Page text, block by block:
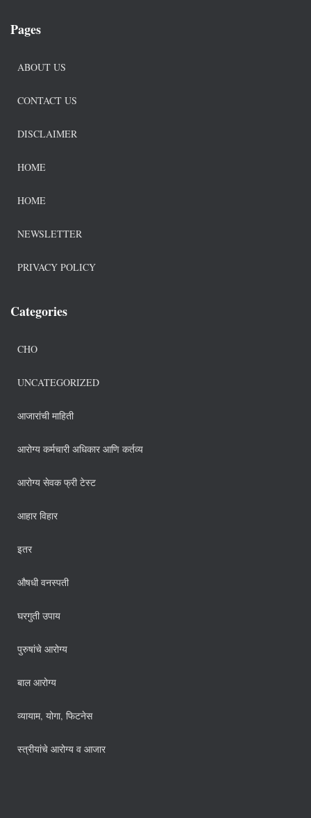
Pages
ABOUT US
CONTACT US
DISCLAIMER
HOME
HOME
NEWSLETTER
PRIVACY POLICY
Categories
CHO
UNCATEGORIZED
आजारांची माहिती
आरोग्य कर्मचारी अधिकार आणि कर्तव्य
आरोग्य सेवक फ्री टेस्ट
आहार विहार
इतर
औषधी वनस्पती
घरगुती उपाय
पुरुषांचे आरोग्य
बाल आरोग्य
व्यायाम, योगा, फिटनेस
स्त्रीयांचे आरोग्य व आजार